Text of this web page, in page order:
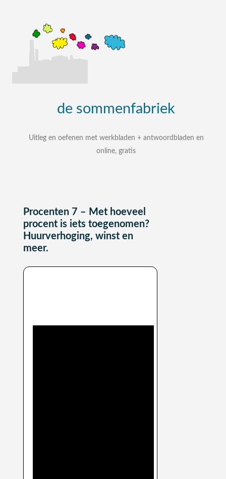
de sommenfabriek
Uitleg en oefenen met werkbladen + antwoordbladen en
online, gratis
Procenten 7 – Met hoeveel
procent is iets toegenomen?
Huurverhoging, winst en
meer.